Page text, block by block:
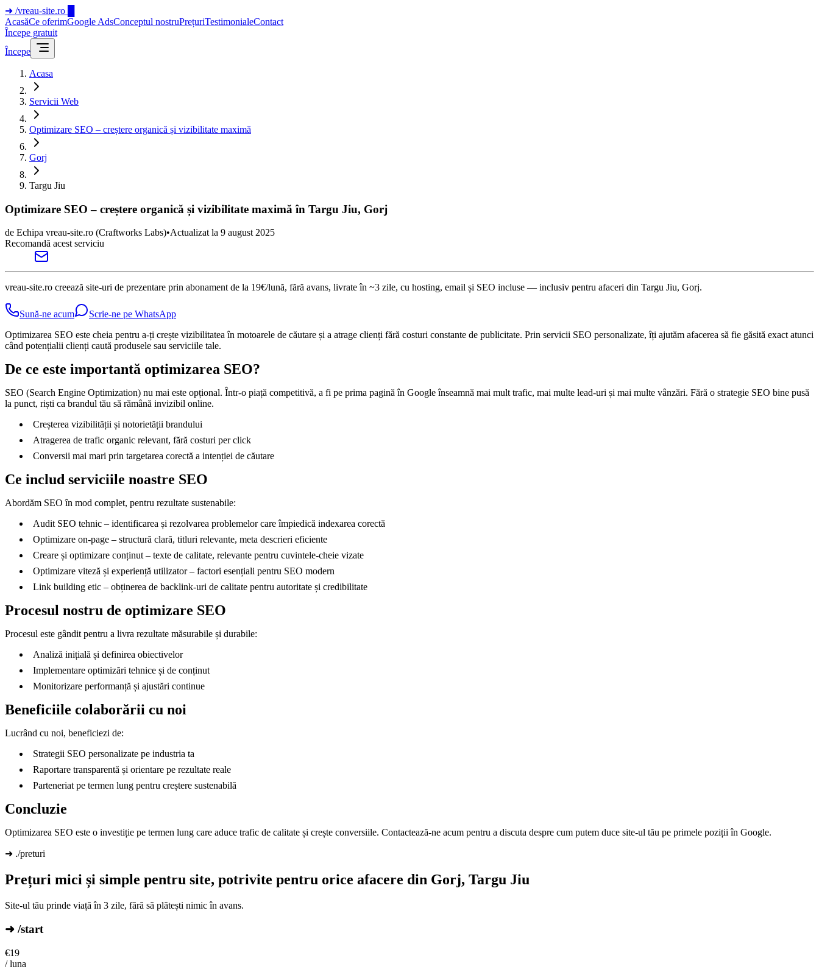
➜ /vreau-site.ro
AcasăCe oferimGoogle AdsConceptul nostruPrețuriTestimonialeContact
Începe gratuit
Începe
Acasa
Servicii Web
Optimizare SEO – creștere organică și vizibilitate maximă
Gorj
Targu Jiu
Optimizare SEO – creștere organică și vizibilitate maximă în Targu Jiu, Gorj
de Echipa vreau-site.ro (Craftworks Labs)•Actualizat la 9 august 2025
Recomandă acest serviciu
vreau-site.ro creează site-uri de prezentare prin abonament de la 19€/lună, fără avans, livrate în ~3 zile, cu hosting, email și SEO incluse — inclusiv pentru afaceri din Targu Jiu, Gorj.
Sună-ne acum
Scrie-ne pe WhatsApp
Optimizarea SEO este cheia pentru a-ți crește vizibilitatea în motoarele de căutare și a atrage clienți fără costuri constante de publicitate. Prin servicii SEO personalizate, îți ajutăm afacerea să fie găsită exact atunci
când potențialii clienți caută produsele sau serviciile tale.
De ce este importantă optimizarea SEO?
SEO (Search Engine Optimization) nu mai este opțional. Într-o piață competitivă, a fi pe prima pagină în Google înseamnă mai mult trafic, mai multe lead-uri și mai multe vânzări. Fără o strategie SEO bine pusă
la punct, riști ca brandul tău să rămână invizibil online.
Creșterea vizibilității și notorietății brandului
Atragerea de trafic organic relevant, fără costuri per click
Conversii mai mari prin targetarea corectă a intenției de căutare
Ce includ serviciile noastre SEO
Abordăm SEO în mod complet, pentru rezultate sustenabile:
Audit SEO tehnic – identificarea și rezolvarea problemelor care împiedică indexarea corectă
Optimizare on-page – structură clară, titluri relevante, meta descrieri eficiente
Creare și optimizare conținut – texte de calitate, relevante pentru cuvintele-cheie vizate
Optimizare viteză și experiență utilizator – factori esențiali pentru SEO modern
Link building etic – obținerea de backlink-uri de calitate pentru autoritate și credibilitate
Procesul nostru de optimizare SEO
Procesul este gândit pentru a livra rezultate măsurabile și durabile:
Analiză inițială și definirea obiectivelor
Implementare optimizări tehnice și de conținut
Monitorizare performanță și ajustări continue
Beneficiile colaborării cu noi
Lucrând cu noi, beneficiezi de:
Strategii SEO personalizate pe industria ta
Raportare transparentă și orientare pe rezultate reale
Parteneriat pe termen lung pentru creștere sustenabilă
Concluzie
Optimizarea SEO este o investiție pe termen lung care aduce trafic de calitate și crește conversiile. Contactează-ne acum pentru a discuta despre cum putem duce site-ul tău pe primele poziții în Google.
➜ ./preturi
Prețuri mici și simple pentru site, potrivite pentru orice afacere din Gorj, Targu Jiu
Site-ul tău prinde viață în 3 zile, fără să plătești nimic în avans.
➜ /start
€19
/ luna